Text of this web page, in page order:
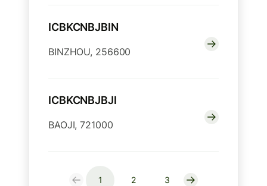
ICBKCNBJBIN
BINZHOU, 256600
ICBKCNBJBJI
BAOJI, 721000
1 2 3